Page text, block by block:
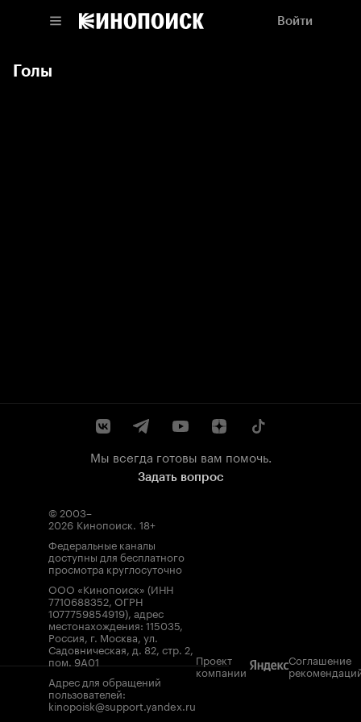
Войти
Голы
Мы всегда готовы вам помочь.
Задать вопрос
© 2003–
2026 Кинопоиск. 18+
Федеральные каналы
доступны для бесплатного
просмотра круглосуточно
ООО «Кинопоиск» (ИНН
7710688352, ОГРН
1077759854919), адрес
местонахождения: 115035,
Россия, г. Москва, ул.
Садовническая, д. 82, стр. 2,
пом. 9А01
Адрес для обращений
пользователей:
kinopoisk@support.yandex.ru
Проект
компании
Соглашение